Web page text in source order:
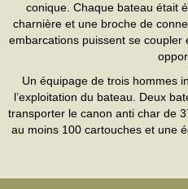
conique. Chaque bateau était
charnière et une broche de
embarcations puissent se
Un équipage de trois hommes
l’exploitation du bateau. Deux
transporter le canon anti char de
au moins 100 cartouches et une